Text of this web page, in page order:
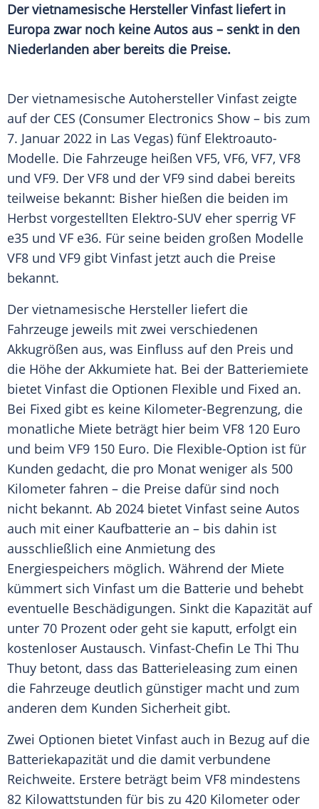
Der vietnamesische Hersteller Vinfast liefert in
Europa zwar noch keine Autos aus – senkt in den
Niederlanden aber bereits die Preise.
Der vietnamesische Autohersteller Vinfast zeigte
auf der CES (Consumer Electronics Show – bis zum
7. Januar 2022 in Las Vegas) fünf Elektroauto-
Modelle. Die Fahrzeuge heißen VF5, VF6, VF7, VF8
und VF9. Der VF8 und der VF9 sind dabei bereits
teilweise bekannt: Bisher hießen die beiden im
Herbst vorgestellten Elektro-SUV eher sperrig VF
e35 und VF e36. Für seine beiden großen Modelle
VF8 und VF9 gibt Vinfast jetzt auch die Preise
bekannt.
Der vietnamesische Hersteller liefert die
Fahrzeuge jeweils mit zwei verschiedenen
Akkugrößen aus, was Einfluss auf den Preis und
die Höhe der Akkumiete hat. Bei der Batteriemiete
bietet Vinfast die Optionen Flexible und Fixed an.
Bei Fixed gibt es keine Kilometer-Begrenzung, die
monatliche Miete beträgt hier beim VF8 120 Euro
und beim VF9 150 Euro. Die Flexible-Option ist für
Kunden gedacht, die pro Monat weniger als 500
Kilometer fahren – die Preise dafür sind noch
nicht bekannt. Ab 2024 bietet Vinfast seine Autos
auch mit einer Kaufbatterie an – bis dahin ist
ausschließlich eine Anmietung des
Energiespeichers möglich. Während der Miete
kümmert sich Vinfast um die Batterie und behebt
eventuelle Beschädigungen. Sinkt die Kapazität auf
unter 70 Prozent oder geht sie kaputt, erfolgt ein
kostenloser Austausch. Vinfast-Chefin Le Thi Thu
Thuy betont, dass das Batterieleasing zum einen
die Fahrzeuge deutlich günstiger macht und zum
anderen dem Kunden Sicherheit gibt.
Zwei Optionen bietet Vinfast auch in Bezug auf die
Batteriekapazität und die damit verbundene
Reichweite. Erstere beträgt beim VF8 mindestens
82 Kilowattstunden für bis zu 420 Kilometer oder